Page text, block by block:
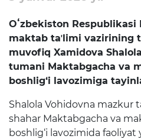
1-sinfga qabul
Elektron
Raqamli
Yagona
Malaka oshirish
Oʻzbekiston Respublikasi
maktab taʼlimi vazirining
muvofiq Xamidova
tumani Maktabgacha va
boshlig‘i lavozimiga
Shalola Vohidovna mazkur
shahar Maktabgacha va
boshlig‘i lavozimida